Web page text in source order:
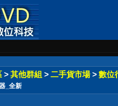
> 其他群組 > 二手貨市場 > 數位
_全新